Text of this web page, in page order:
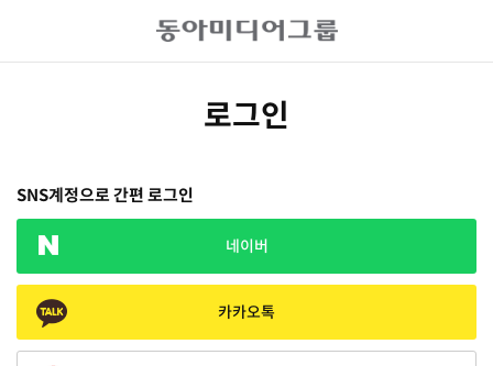
로그인
SNS계정으로 간편 로그인
네이버
카카오톡